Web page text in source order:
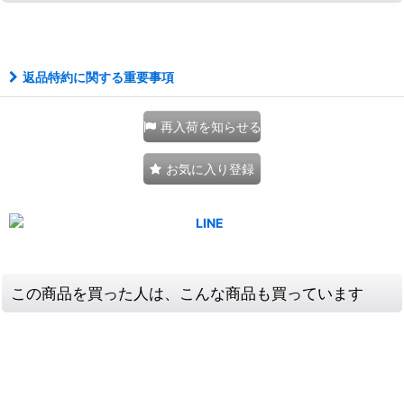
返品特約に関する重要事項
再入荷を知らせる
お気に入り登録
この商品を買った人は、こんな商品も買っています